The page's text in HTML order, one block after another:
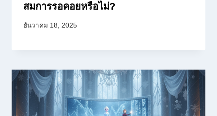
สมการรอคอยหรือไม่?
ธันวาคม 18, 2025